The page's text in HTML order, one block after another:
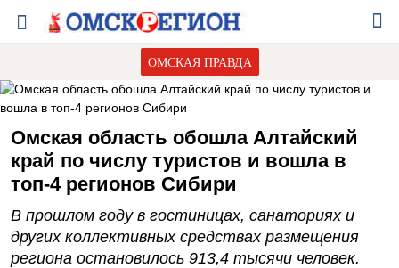
ОМСКАЯ ПРАВДА
Омская область обошла Алтайский
край по числу туристов и вошла в
топ-4 регионов Сибири
В прошлом году в гостиницах, санаториях и
других коллективных средствах размещения
региона остановилось 913,4 тысячи человек.